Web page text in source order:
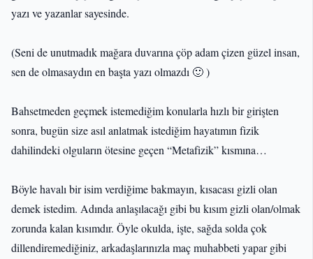
yazı ve yazanlar sayesinde.
(Seni de unutmadık mağara duvarına çöp adam çizen güzel insan,
sen de olmasaydın en başta yazı olmazdı 🙂 )
Bahsetmeden geçmek istemediğim konularla hızlı bir girişten
sonra, bugün size asıl anlatmak istediğim hayatımın fizik
dahilindeki olguların ötesine geçen “Metafizik” kısmına…
Böyle havalı bir isim verdiğime bakmayın, kısacası gizli olan
demek istedim. Adında anlaşılacağı gibi bu kısım gizli olan/olmak
zorunda kalan kısımdır. Öyle okulda, işte, sağda solda çok
dillendiremediğiniz, arkadaşlarınızla maç muhabbeti yapar gibi